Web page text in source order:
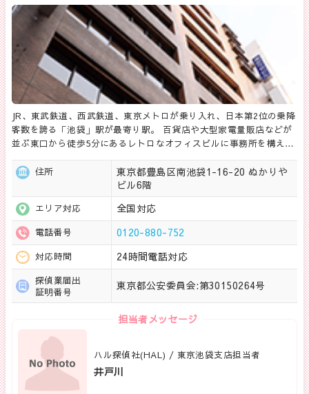
JR、東武鉄道、西武鉄道、東京メトロが乗り入れ、日本第2位の乗降
客数を誇る「池袋」駅が最寄り駅。 百貨店や大型家電量販店などが
並ぶ東口から徒歩5分にあるレトロなオフィスビルに事務所を構え…
住所
東京都豊島区南池袋1-16-20 ぬかりや
ビル6階
エリア対応 全国対応
電話番号 0120-880-752
対応時間 24時間電話対応
探偵業届出
証明番号
東京都公安委員会:第30150264号
担当者メッセージ
ハル探偵社(HAL) / 東京池袋支店担当者
井戸川